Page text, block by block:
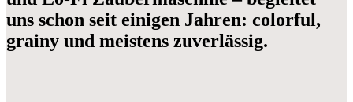
uns schon seit einigen Jahren: colorful,
grainy und meistens zuverlässig.